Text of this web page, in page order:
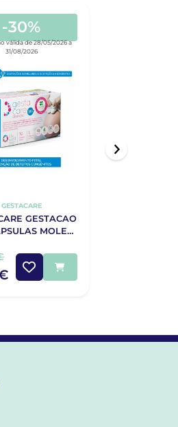
-30%
válida de 28/05/2026 a
31/08/2026
GESTACARE
GESTACAO
MOLES